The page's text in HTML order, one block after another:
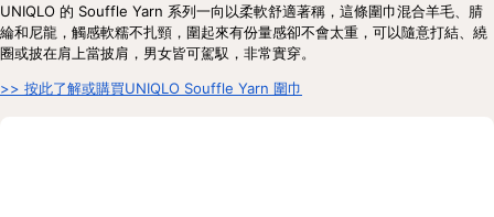
UNIQLO 的 Souffle Yarn 系列一向以柔軟舒適著稱，這條圍巾混合羊毛、腈
綸和尼龍，觸感軟糯不扎頸，圍起來有份量感卻不會太重，可以隨意打結、繞
圈或披在肩上當披肩，男女皆可駕馭，非常實穿。
>> 按此了解或購買UNIQLO Souffle Yarn 圍巾